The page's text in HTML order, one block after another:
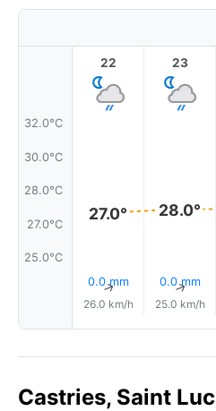
32.0°C
30.0°C
28.0°C
27.0°C
25.0°C
22
27.0°
0.0 mm
↑
26.0 km/h
23
28.0°
0.0 mm
↑
25.0 km/h
Castries, Saint